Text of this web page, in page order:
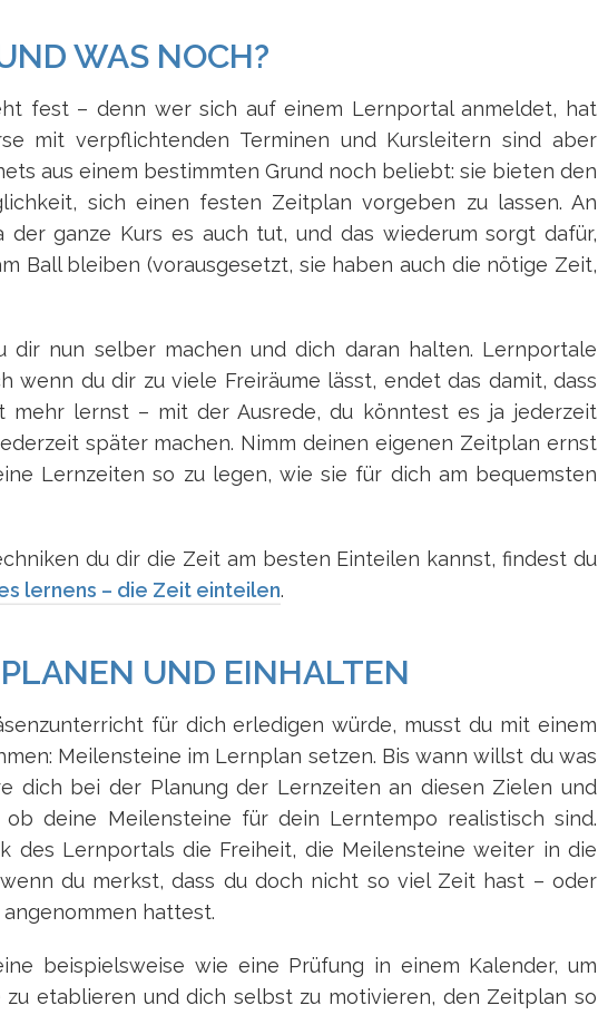
WAS NOCH?
fest – denn wer sich auf einem Lernportal anmeldet, hat
mit verpflichtenden Terminen und Kursleitern sind aber
aus einem bestimmten Grund noch beliebt: sie bieten den
sich einen festen Zeitplan vorgeben zu lassen. An
der ganze Kurs es auch tut, und das wiederum sorgt dafür,
Ball bleiben (vorausgesetzt, sie haben auch die nötige Zeit,
dir nun selber machen und dich daran halten. Lernportale
wenn du dir zu viele Freiräume lässt, endet das damit, dass
mehr lernst – mit der Ausrede, du könntest es ja jederzeit
später machen. Nimm deinen eigenen Zeitplan ernst
Lernzeiten so zu legen, wie sie für dich am bequemsten
du dir die Zeit am besten Einteilen kannst, findest du
lernens – die Zeit einteilen.
UND EINHALTEN
für dich erledigen würde, musst du mit einem
Meilensteine im Lernplan setzen. Bis wann willst du was
dich bei der Planung der Lernzeiten an diesen Zielen und
ob deine Meilensteine für dein Lerntempo realistisch sind.
des Lernportals die Freiheit, die Meilensteine weiter in die
du merkst, dass du doch nicht so viel Zeit hast – oder
hattest.
beispielsweise wie eine Prüfung in einem Kalender, um
etablieren und dich selbst zu motivieren, den Zeitplan so